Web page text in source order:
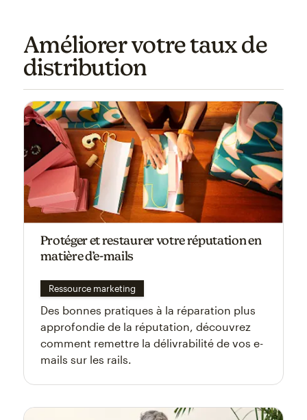
Améliorer votre taux de
distribution
Protéger et restaurer votre réputation en
matière d’e-mails
Ressource marketing
Des bonnes pratiques à la réparation plus
approfondie de la réputation, découvrez
comment remettre la délivrabilité de vos e-
mails sur les rails.